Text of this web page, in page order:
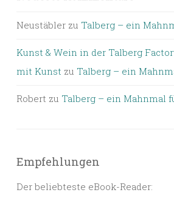
Neustäbler zu Talberg – ein
Kunst & Wein in der Talberg
mit Kunst zu Talberg – ein
Robert zu Talberg – ein Mahnmal
Empfehlungen
Der beliebteste eBook-Reader: